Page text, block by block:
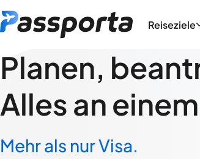
Reiseziele
Planen,
Alles an
Mehr als nur Visa.